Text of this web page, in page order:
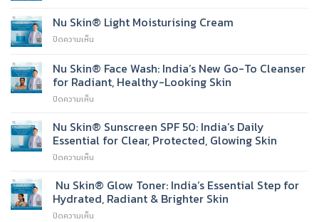
Skin
Vitamin
Nu Skin® Light Moisturising Cream
ปิดความเห็น
Skin®
Light
Moisturising
Nu Skin® Face Wash: India’s New Go-To Cleanser
for Radiant, Healthy-Looking Skin
ปิดความเห็น
Skin®
Face
Wash:
Go-
To
Cleanser
Nu Skin® Sunscreen SPF 50: India’s Daily
Essential for Clear, Protected, Glowing Skin
ปิดความเห็น
Skin®
Sunscreen
SPF
Nu Skin® Glow Toner: India’s Essential Step for
Hydrated, Radiant & Brighter Skin
ปิดความเห็น